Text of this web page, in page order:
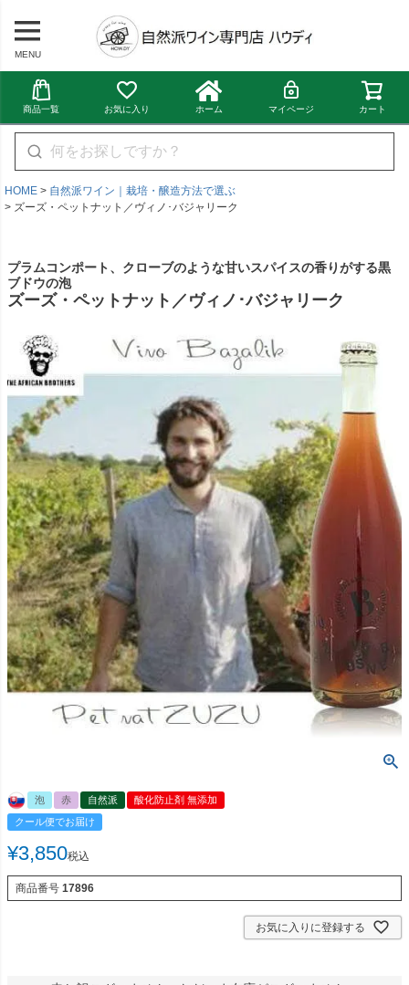
MENU
商品一覧 お気に入り ホーム マイページ カート
HOME
自然派ワイン｜栽培・醸造方法で選ぶ
ズーズ・ペットナット／ヴィノ･バジャリーク
プラムコンポート、クローブのような甘いスパイスの香りがする黒
ブドウの泡
ズーズ・ペットナット／ヴィノ･バジャリーク
泡 赤 自然派
酸化防止剤 無添加
クール便でお届け
¥3,850税込
商品番号 17896
お気に入りに登録する